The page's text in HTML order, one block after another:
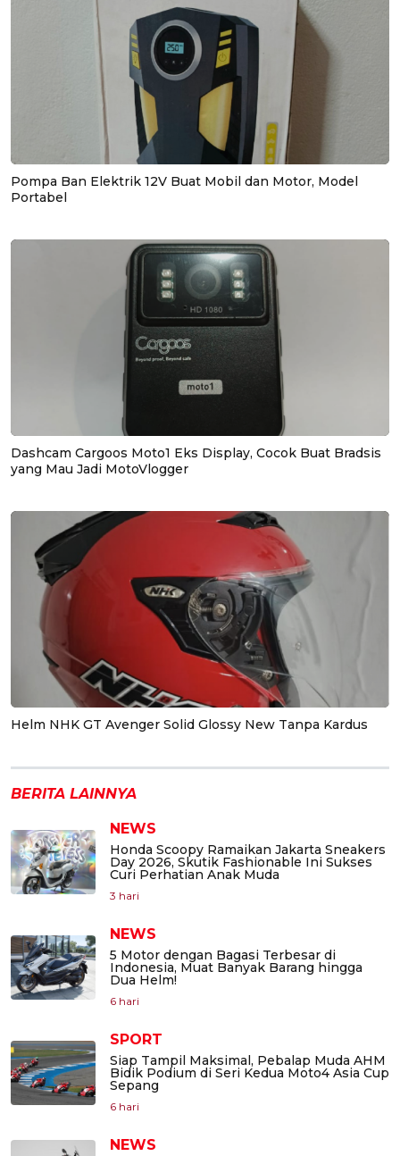
Pompa Ban Elektrik 12V Buat Mobil dan Motor, Model
Portabel
Dashcam Cargoos Moto1 Eks Display, Cocok Buat Bradsis
yang Mau Jadi MotoVlogger
Helm NHK GT Avenger Solid Glossy New Tanpa Kardus
BERITA LAINNYA
NEWS
Honda Scoopy Ramaikan Jakarta Sneakers
Day 2026, Skutik Fashionable Ini Sukses
Curi Perhatian Anak Muda
3 hari
NEWS
5 Motor dengan Bagasi Terbesar di
Indonesia, Muat Banyak Barang hingga
Dua Helm!
6 hari
SPORT
Siap Tampil Maksimal, Pebalap Muda AHM
Bidik Podium di Seri Kedua Moto4 Asia Cup
Sepang
6 hari
NEWS